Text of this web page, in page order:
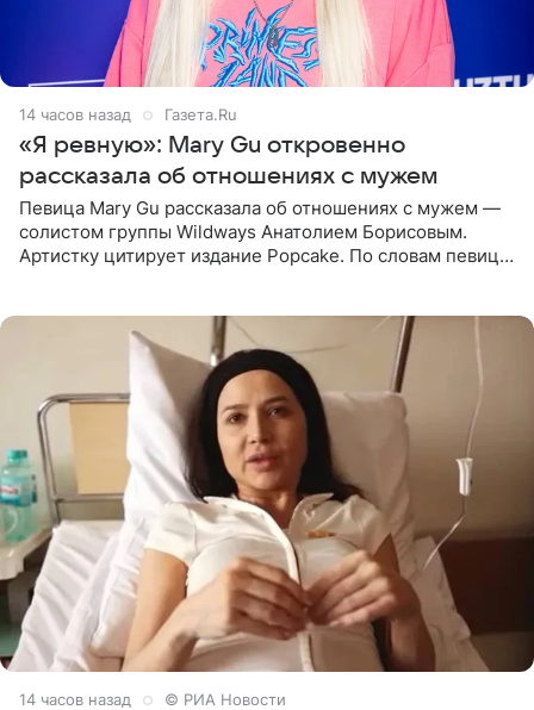
14 часов назад Газета.Ru
«Я ревную»: Mary Gu откровенно
рассказала об отношениях с мужем
Певица Mary Gu рассказала об отношениях с мужем —
солистом группы Wildways Анатолием Борисовым.
Артистку цитирует издание Popcake. По словам певицы,
14 часов назад © РИА Новости